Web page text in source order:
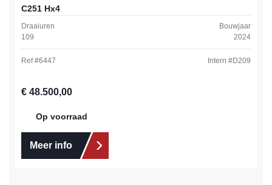
C251 Hx4
Draaiuren
109
Bouwjaar
2024
Ref #6447 Intern #D209
Normale prijs:
€ 48.500,00
Op voorraad
Meer info